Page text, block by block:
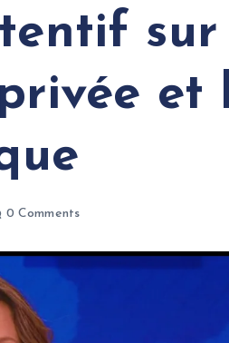
sur
et
0 Comments